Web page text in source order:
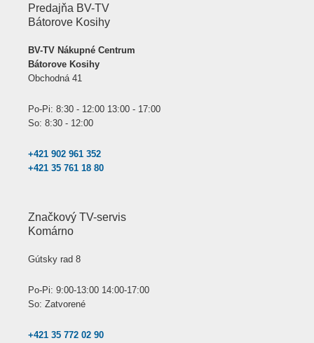
Predajňa BV-TV
Bátorove Kosihy
BV-TV Nákupné Centrum
Bátorove Kosihy
Obchodná 41
Po-Pi: 8:30 - 12:00 13:00 - 17:00
So: 8:30 - 12:00
+421 902 961 352
+421 35 761 18 80
Značkový TV-servis
Komárno
Gútsky rad 8
Po-Pi: 9:00-13:00 14:00-17:00
So: Zatvorené
+421 35 772 02 90